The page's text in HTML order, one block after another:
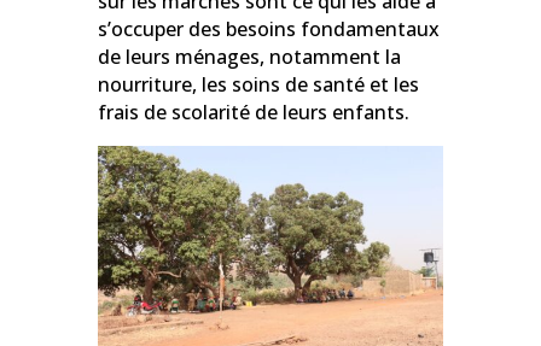
s’occuper des besoins fondamentaux
de leurs ménages, notamment la
nourriture, les soins de santé et les
frais de scolarité de leurs enfants.